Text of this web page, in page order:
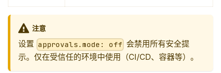
注意
设置 approvals.mode: off 会禁用所有安全提
示。仅在受信任的环境中使用（CI/CD、容器等）。